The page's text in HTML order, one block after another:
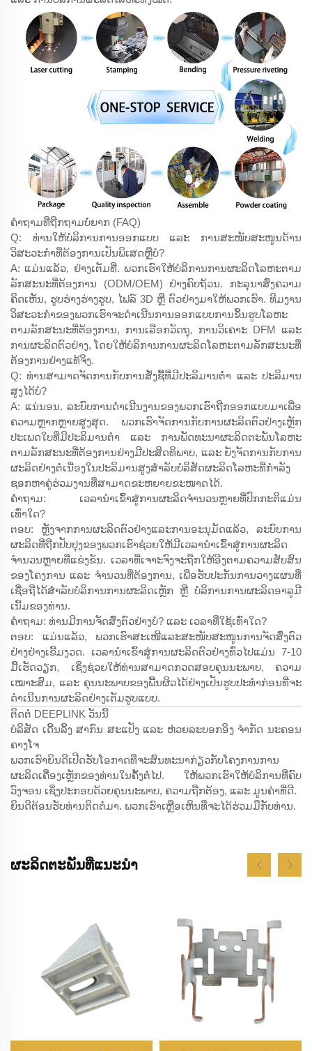
ຄຳຖາມທີ່ຖືກຖາມບໍ່ຍາກ (FAQ)
Q: ທ່ານໃຫ້ບໍລິການການອອກແບບ ແລະ ການສະໜັບສະໜູນດ້ານ
ວິສະວະກຳທີ່ຕ້ອງການເປັນພິເສດຫຼືບໍ?
A: ແມ່ນແລ້ວ, ຢ່າງເຕັມທີ່. ພວກເຮົາໃຫ້ບໍລິການການຜະລິດໂລຫະຕາມ
ລັກສະນະທີ່ຕ້ອງການ (ODM/OEM) ຢ່າງຄົບຖ້ວນ. ກະລຸນາສົ່ງຄວາມ
ຄິດເຫັນ, ຮູບຮ່າງຮ່າງຮູບ, ໄຟລ໌ 3D ຫຼື ຕົວຢ່າງມາໃຫ້ພວກເຮົາ. ທີມງານ
ວິສະວະກຳຂອງພວກເຮົາຈະດຳເນີນການອອກແບບການຂຶ້ນຮູບໂລຫະ
ຕາມລັກສະນະທີ່ຕ້ອງການ, ການເລືອກວັດຖຸ, ການວິເຄາະ DFM ແລະ
ການຜະລິດຕົວຢ່າງ, ໂດຍໃຫ້ບໍລິການການຜະລິດໂລຫະຕາມລັກສະນະທີ່
ຕ້ອງການຢ່າງແທ້ຈິງ.
Q: ທ່ານສາມາດຈັດການກັບການສັ່ງຊື້ທີ່ມີປະລິມານຕ່ຳ ແລະ ປະລິມານ
ສູງໄດ້ບໍ?
A: ແນ່ນອນ. ລະບົບການດຳເນີນງານຂອງພວກເຮົາຖືກອອກແບບມາເພື່ອ
ຄວາມຫຼາກຫຼາຍສູງສຸດ. ພວກເຮົາຈັດການກັບການຜະລິດຕົວຢ່າງເຫຼັກ
ປະເພດໃບທີ່ມີປະລິມານຕ່ຳ ແລະ ການພັດທະນາຜະລິດຕະພັນໂລຫະ
ຕາມລັກສະນະທີ່ຕ້ອງການຢ່າງມີປະສິດທິພາບ, ແລະ ຍັງຈັດການກັບການ
ຜະລິດຢ່າງຕໍ່ເນື່ອງໃນປະລິມານສູງສຳລັບບໍລິສັດຜະລິດໂລຫະທີ່ກຳລັງ
ຊອກຫາຄູ່ຮ່ວມງານທີ່ສາມາດຂະຫຍາຍຂະໜາດໄດ້.
ຄຳຖາມ: ເວລານຳເຂົ້າສູ່ການຜະລິດຈຳນວນຫຼາຍທີ່ປົກກະຕິແມ່ນ
ເທົ່າໃດ?
ຕອບ: ຫຼັງຈາກການຜະລິດຕົວຢ່າງແລະການອະນຸມັດແລ້ວ, ລະບົບການ
ຜະລິດທີ່ຖືກປັບປຸງຂອງພວກເຮົາຊ່ວຍໃຫ້ມີເວລານຳເຂົ້າສູ່ການຜະລິດ
ຈຳນວນຫຼາຍທີ່ແຂ່ງຂັນ. ເວລາທີ່ເຈາະຈົງຈະຖືກໃຫ້ອີງຕາມຄວາມສັບສົນ
ຂອງໂຄງການ ແລະ ຈຳນວນທີ່ຕ້ອງການ, ເພື່ອຮັບປະກັນການວາງແຜນທີ່
ເຊື່ອຖືໄດ້ສຳລັບບໍລິການການຜະລິດເຫຼັກ ຫຼື ບໍລິການການຜະລິດອາລູມີ
ເນີ້ມຂອງທ່ານ.
ຄຳຖາມ: ທ່ານມີການຈັດສົ່ງຕົວຢ່າງບໍ່? ແລະ ເວລາທີ່ໃຊ້ເທົ່າໃດ?
ຕອບ: ແມ່ນແລ້ວ, ພວກເຮົາສະເໜີແລະສະໜັບສະໜູນການຈັດສົ່ງຕົວ
ຢ່າງຢ່າງເຂີ້ມງວດ. ເວລານຳເຂົ້າສູ່ການຜະລິດຕົວຢ່າງທົ່ວໄປແມ່ນ 7-10
ມື້ເຮັດວຽກ, ເຊິ່ງຊ່ວຍໃຫ້ທ່ານສາມາດກວດສອບຄຸນນະພາບ, ຄວາມ
ເໝາະສົມ, ແລະ ຄຸນນະພາບຂອງພື້ນຜິວໄດ້ຢ່າງເປັນຮູບປະທຳກ່ອນທີ່ຈະ
ດຳເນີນການຜະລິດຢ່າງເຕັມຮູບແບບ.
ຕິດຕໍ່ DEEPLINK ວັນນີ້
ບໍລິສັດ ເດີ້ນລິ້ງ ສາກົນ ສະແປັງ ແລະ ຫ່ວຍລະບອກອິງ ຈຳກັດ ນະຄອນ
ຄາງໂຈ
ພວກເຮົາຍິນດີເປີດຮັບໂອກາດທີ່ຈະສົນທະນາກ່ຽວກັບໂຄງການການ
ຜະລິດເຄື່ອງເຫຼັກຂອງທ່ານໃນຄັ້ງຕໍ່ໄປ. ໃຫ້ພວກເຮົາໃຫ້ບໍລິການທີ່ຄົບ
ວົງຈອນ ເຊິ່ງປະກອບດ້ວຍຄຸນນະພາບ, ຄວາມຖືກຕ້ອງ, ແລະ ມູນຄ່າທີ່ດີ.
ຍິນດີຕ້ອນຮັບທ່ານຕິດຕໍ່ມາ. ພວກເຮົາເຫຼືອເຫິນທີ່ຈະໄດ້ຮ່ວມມືກັບທ່ານ.
ຜະລິດຕະພັນທີ່ແນະນຳ